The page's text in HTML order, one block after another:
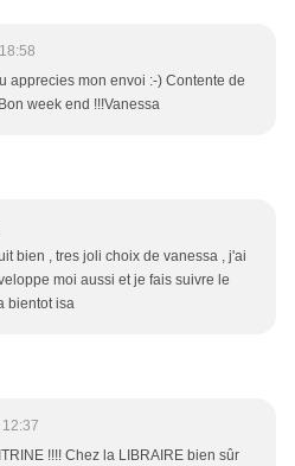
apprecies mon envoi :-) Contente de
week end !!!Vanessa
bien , tres joli choix de vanessa , j'ai
moi aussi et je fais suivre le
bientot isa
!!!! Chez la LIBRAIRE bien sûr